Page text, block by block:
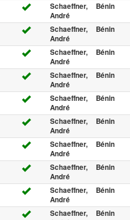
Schaeffner,
André
Bénin
Schaeffner,
André
Bénin
Schaeffner,
André
Bénin
Schaeffner,
André
Bénin
Schaeffner,
André
Bénin
Schaeffner,
André
Bénin
Schaeffner,
André
Bénin
Schaeffner,
André
Bénin
Schaeffner,
André
Bénin
Schaeffner,
Bénin